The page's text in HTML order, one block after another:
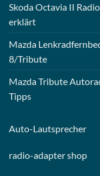
Skoda Octavia II
erklärt
Mazda
8/Tribute
Mazda Tribute
Tipps
Auto-Lautsprecher
radio-adapter shop